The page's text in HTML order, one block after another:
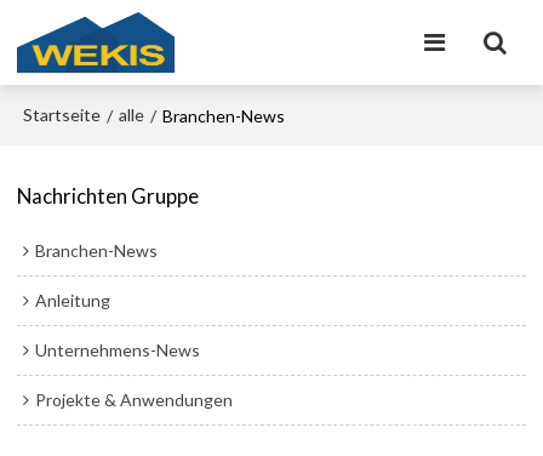
Startseite / alle / Branchen-News
Nachrichten Gruppe
Branchen-News
Anleitung
Unternehmens-News
Projekte & Anwendungen